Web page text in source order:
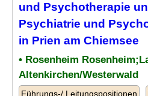
und Psychotherapie
Psychiatrie und
in Prien am Chiemsee
• Rosenheim
Altenkirchen/Westerwald
Führungs-/ Leitungspositionen